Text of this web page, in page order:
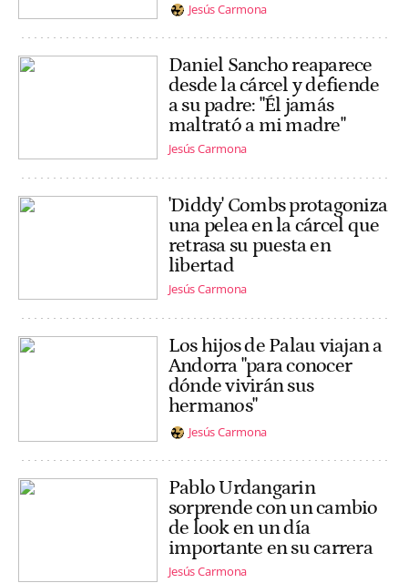
Jesús Carmona
Daniel Sancho reaparece
desde la cárcel y defiende
a su padre: "Él jamás
maltrató a mi madre"
Jesús Carmona
'Diddy' Combs protagoniza
una pelea en la cárcel que
retrasa su puesta en
libertad
Jesús Carmona
Los hijos de Palau viajan a
Andorra "para conocer
dónde vivirán sus
hermanos"
Jesús Carmona
Pablo Urdangarin
sorprende con un cambio
de look en un día
importante en su carrera
Jesús Carmona